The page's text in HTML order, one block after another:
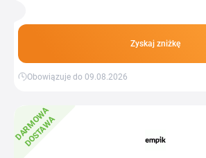
Zyskaj zniżkę
Obowiązuje do 09.08.2026
D
A
R
M
O
W
A
D
O
S
T
A
W
A